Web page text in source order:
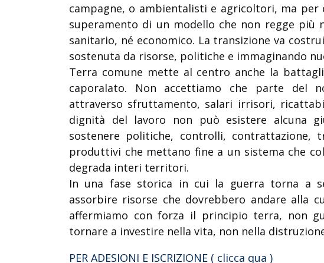
campagne, o ambientalisti e agricoltori, ma
superamento di un modello che non regge più
sanitario, né economico. La transizione va
sostenuta da risorse, politiche e immaginando
Terra comune mette al centro anche la
caporalato. Non accettiamo che parte del
attraverso sfruttamento, salari irrisori,
dignità del lavoro non può esistere alcuna
sostenere politiche, controlli, contrattazione,
produttivi che mettano fine a un sistema che
degrada interi territori.
In una fase storica in cui la guerra torna a
assorbire risorse che dovrebbero andare alla
affermiamo con forza il principio terra, non
tornare a investire nella vita, non nella
PER ADESIONI E ISCRIZIONE ( clicca qua )